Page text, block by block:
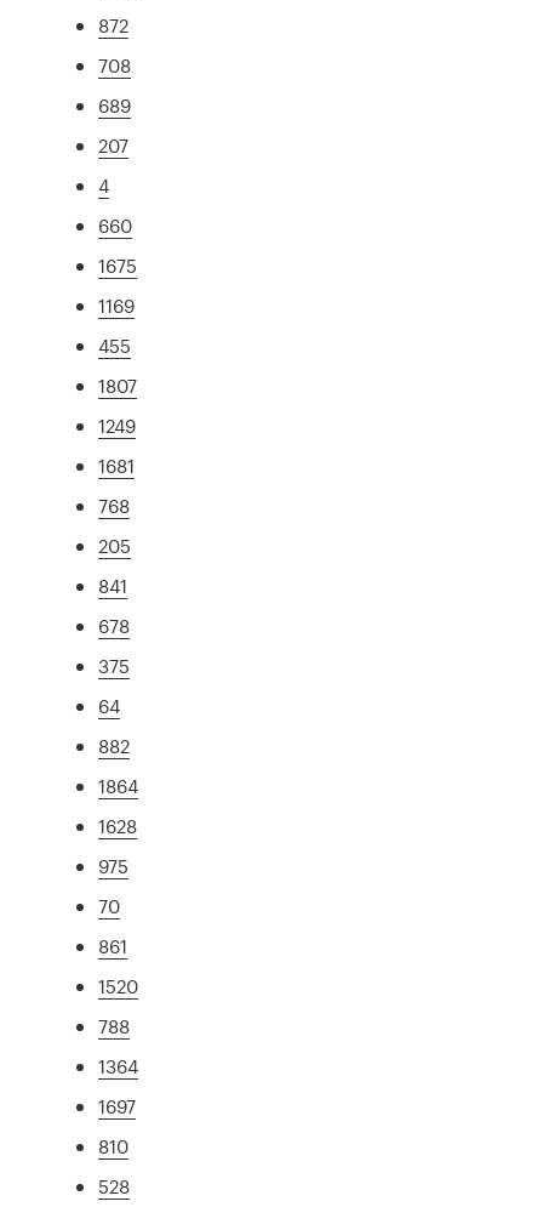
872
708
689
207
4
660
1675
1169
455
1807
1249
1681
768
205
841
678
375
64
882
1864
1628
975
70
861
1520
788
1364
1697
810
528